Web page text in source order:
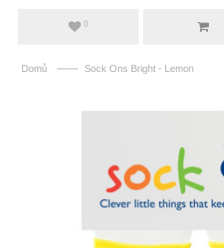
0
Domů —— Sock Ons Bright - Lemon